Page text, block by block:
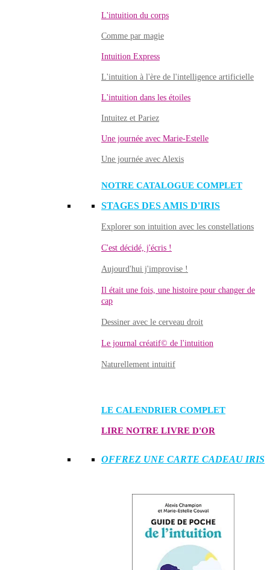
L'intuition du corps
Comme par magie
Intuition Express
L'intuition à l'ère de l'intelligence artificielle
L'intuition dans les étoiles
Intuitez et Pariez
Une journée avec Marie-Estelle
Une journée avec Alexis
NOTRE CATALOGUE COMPLET
STAGES DES AMIS D'IRIS
Explorer son intuition avec les constellations
C'est décidé, j'écris !
Aujourd'hui j'improvise !
Il était une fois, une histoire pour changer de
cap
Dessiner avec le cerveau droit
Le journal créatif© de l'intuition
Naturellement intuitif
LE CALENDRIER COMPLET
LIRE NOTRE LIVRE D'OR
OFFREZ UNE CARTE CADEAU IRIS